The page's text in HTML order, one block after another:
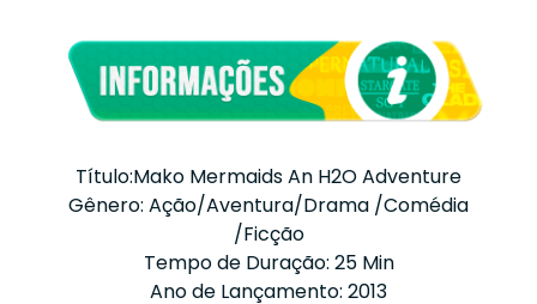
Título:Mako Mermaids An H2O Adventure
Gênero: Ação/Aventura/Drama /Comédia
/Ficção
Tempo de Duração: 25 Min
Ano de Lançamento: 2013